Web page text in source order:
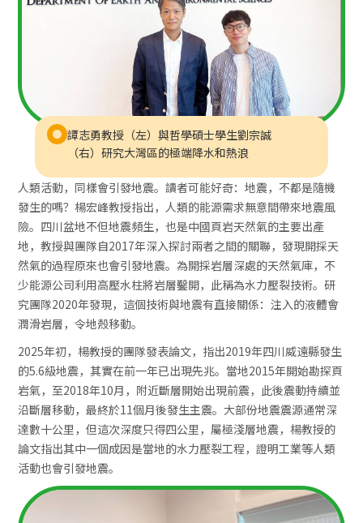
譚志勇教授（左）與哲學碩士學生劉宗誠
（右）研究大灣區的極端降水和熱浪
人類活動，同樣會引發地震。讀者可能好奇：地震，不都是隨機
發生的嗎？楊宏峰教授指出，人類的能源需求無意間帶來地震風
險。四川盆地不但地震頻生，也是中國頁岩天然氣的主要出產
地，教授與團隊自2017年深入探討兩者之間的關聯，發現開採天
然氣的過程原來也會引發地震。為開採岩層深處的天然氣庫，不
少能源公司利用高壓水柱將岩層鑿開，此稱為水力壓裂技術。研
究團隊2020年發現，這個技術與地震有直接關係：注入的液體會
潤滑岩層，令地殼移動。
2025年初，楊教授的團隊發表論文，指出2019年四川威遠縣發生
的5.6級地震，其實在前一年已出現先兆。當地2015年開始勘探頁
岩氣，至2018年10月，附近斷層開始出現前震，此後震動持續並
沿斷層移動，最終於11個月後發生主震。大部份地震震源通常深
達數十公里，但這次深度只得四公里，屬極淺層地震，楊教授的
論文指出其中一個成因是當地的水力壓裂工程，證明工業等人類
活動也會引發地震。